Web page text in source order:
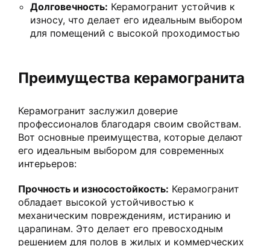
Долговечность: Керамогранит устойчив к
износу, что делает его идеальным выбором
для помещений с высокой проходимостью
Преимущества керамогранита
Керамогранит заслужил доверие
профессионалов благодаря своим свойствам.
Вот основные преимущества, которые делают
его идеальным выбором для современных
интерьеров:
Прочность и износостойкость: Керамогранит
обладает высокой устойчивостью к
механическим повреждениям, истиранию и
царапинам. Это делает его превосходным
решением для полов в жилых и коммерческих